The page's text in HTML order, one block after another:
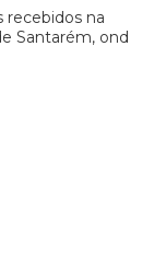
recebidos na
Santarém, ond